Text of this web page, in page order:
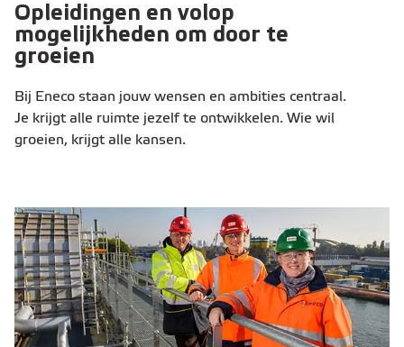
Opleidingen en volop
mogelijkheden om door te
groeien
Bij Eneco staan jouw wensen en ambities centraal.
Je krijgt alle ruimte jezelf te ontwikkelen. Wie wil
groeien, krijgt alle kansen.